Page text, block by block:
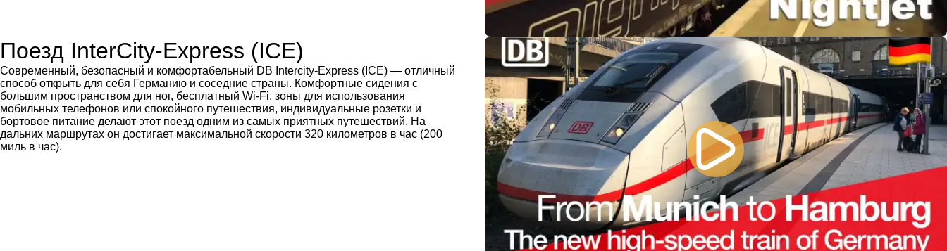
Поезд InterCity-Express (ICE)
Современный, безопасный и комфортабельный DB Intercity-Express (ICE) — отличный
способ открыть для себя Германию и соседние страны. Комфортные сидения с
большим пространством для ног, бесплатный Wi-Fi, зоны для использования
мобильных телефонов или спокойного путешествия, индивидуальные розетки и
бортовое питание делают этот поезд одним из самых приятных путешествий. На
дальних маршрутах он достигает максимальной скорости 320 километров в час (200
миль в час).